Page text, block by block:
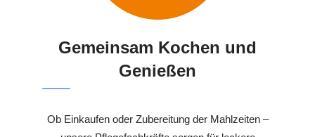
Gemeinsam Kochen und
Genießen
Ob Einkaufen oder Zubereitung der Mahlzeiten –